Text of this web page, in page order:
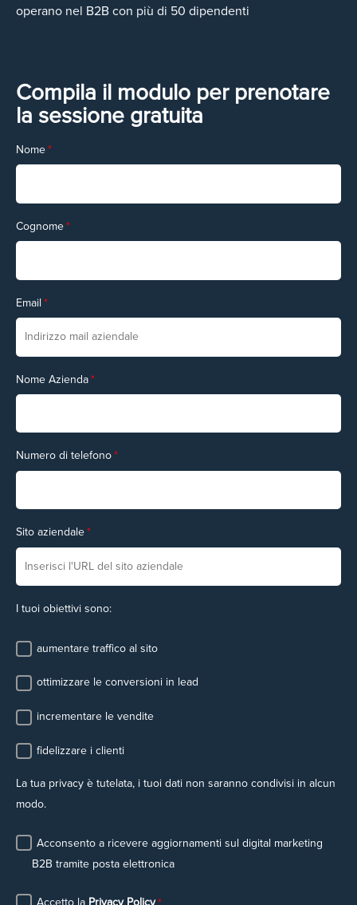
operano nel B2B con più di 50 dipendenti
Compila il modulo per prenotare
la sessione gratuita
Nome*
Cognome*
Email *
Nome Azienda*
Numero di telefono*
Sito aziendale*
I tuoi obiettivi sono:
aumentare traffico al sito
ottimizzare le conversioni in lead
incrementare le vendite
fidelizzare i clienti
La tua privacy è tutelata, i tuoi dati non saranno condivisi in alcun
modo.
Acconsento a ricevere aggiornamenti sul digital marketing
B2B tramite posta elettronica
Accetto la Privacy Policy